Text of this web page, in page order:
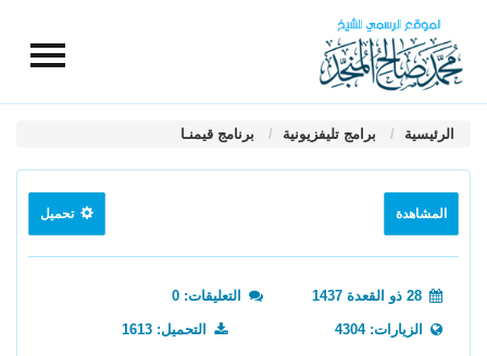
الرئيسية برامج تليفزيونية برنامج قيمنـا
المشاهدة تحميل
التعليقات: 0
الزيارات: 4304 التحميل: 1613